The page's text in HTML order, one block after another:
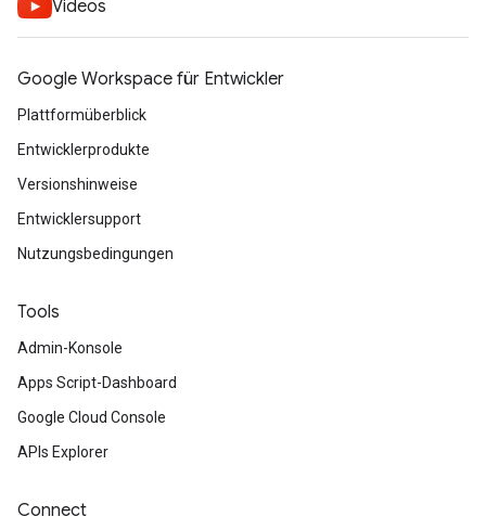
Videos
Google Workspace für Entwickler
Plattformüberblick
Entwicklerprodukte
Versionshinweise
Entwicklersupport
Nutzungsbedingungen
Tools
Admin-Konsole
Apps Script-Dashboard
Google Cloud Console
APIs Explorer
Connect